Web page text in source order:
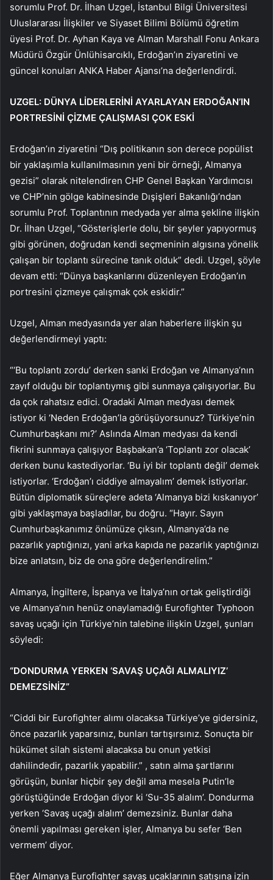
sorumlu Prof. Dr. İlhan Uzgel, İstanbul Bilgi Üniversitesi
Uluslararası İlişkiler ve Siyaset Bilimi Bölümü öğretim
üyesi Prof. Dr. Ayhan Kaya ve Alman Marshall Fonu Ankara
Müdürü Özgür Ünlühisarcıklı, Erdoğan’ın ziyaretini ve
güncel konuları ANKA Haber Ajansı’na değerlendirdi.
UZGEL: DÜNYA LİDERLERİNİ AYARLAYAN ERDOĞAN’IN
PORTRESİNİ ÇİZME ÇALIŞMASI ÇOK ESKİ
Erdoğan’ın ziyaretini “Dış politikanın son derece popülist
bir yaklaşımla kullanılmasının yeni bir örneği, Almanya
gezisi” olarak nitelendiren CHP Genel Başkan Yardımcısı
ve CHP’nin gölge kabinesinde Dışişleri Bakanlığı’ndan
sorumlu Prof. Toplantının medyada yer alma şekline ilişkin
Dr. İlhan Uzgel, “Gösterişlerle dolu, bir şeyler yapıyormuş
gibi görünen, doğrudan kendi seçmeninin algısına yönelik
çalışan bir toplantı sürecine tanık olduk” dedi. Uzgel, şöyle
devam etti: “Dünya başkanlarını düzenleyen Erdoğan’ın
portresini çizmeye çalışmak çok eskidir.”
Uzgel, Alman medyasında yer alan haberlere ilişkin şu
değerlendirmeyi yaptı:
“‘Bu toplantı zordu’ derken sanki Erdoğan ve Almanya’nın
zayıf olduğu bir toplantıymış gibi sunmaya çalışıyorlar. Bu
da çok rahatsız edici. Oradaki Alman medyası demek
istiyor ki ‘Neden Erdoğan’la görüşüyorsunuz? Türkiye’nin
Cumhurbaşkanı mı?’ Aslında Alman medyası da kendi
fikrini sunmaya çalışıyor Başbakan’a ‘Toplantı zor olacak’
derken bunu kastediyorlar. ‘Bu iyi bir toplantı değil’ demek
istiyorlar. ‘Erdoğan’ı ciddiye almayalım’ demek istiyorlar.
Bütün diplomatik süreçlere adeta ‘Almanya bizi kıskanıyor’
gibi yaklaşmaya başladılar, bu doğru. “Hayır. Sayın
Cumhurbaşkanımız önümüze çıksın, Almanya’da ne
pazarlık yaptığınızı, yani arka kapıda ne pazarlık yaptığınızı
bize anlatsın, biz de ona göre değerlendirelim.”
Almanya, İngiltere, İspanya ve İtalya’nın ortak geliştirdiği
ve Almanya’nın henüz onaylamadığı Eurofighter Typhoon
savaş uçağı için Türkiye’nin talebine ilişkin Uzgel, şunları
söyledi:
“DONDURMA YERKEN ‘SAVAŞ UÇAĞI ALMALIYIZ’
DEMEZSİNİZ”
“Ciddi bir Eurofighter alımı olacaksa Türkiye’ye gidersiniz,
önce pazarlık yaparsınız, bunları tartışırsınız. Sonuçta bir
hükümet silah sistemi alacaksa bu onun yetkisi
dahilindedir, pazarlık yapabilir.” , satın alma şartlarını
görüşün, bunlar hiçbir şey değil ama mesela Putin’le
görüştüğünde Erdoğan diyor ki ‘Su-35 alalım’. Dondurma
yerken ‘Savaş uçağı alalım’ demezsiniz. Bunlar daha
önemli yapılması gereken işler, Almanya bu sefer ‘Ben
vermem’ diyor.
Eğer Almanya Eurofighter savaş uçaklarının satışına izin